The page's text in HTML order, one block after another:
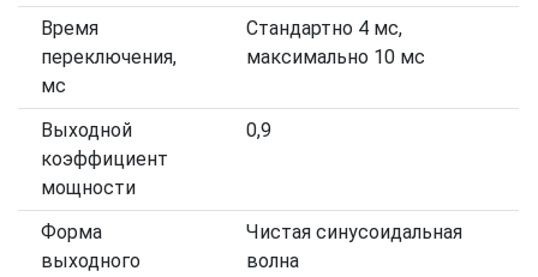
Время
переключения,
мс
Стандартно 4 мс,
максимально 10 мс
Выходной
коэффициент
мощности
0,9
Форма
выходного
Чистая синусоидальная
волна